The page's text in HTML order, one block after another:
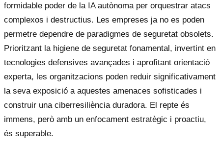
formidable poder de la IA autònoma per orquestrar atacs
complexos i destructius. Les empreses ja no es poden
permetre dependre de paradigmes de seguretat obsolets.
Prioritzant la higiene de seguretat fonamental, invertint en
tecnologies defensives avançades i aprofitant orientació
experta, les organitzacions poden reduir significativament
la seva exposició a aquestes amenaces sofisticades i
construir una ciberresiliència duradora. El repte és
immens, però amb un enfocament estratègic i proactiu,
és superable.